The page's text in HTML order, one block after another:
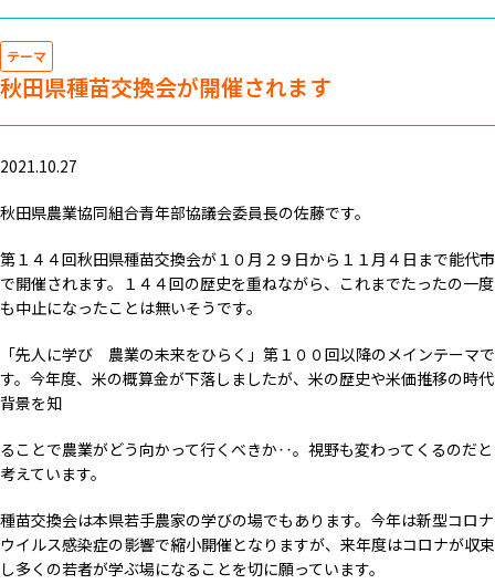
テーマ
秋田県種苗交換会が開催されます
2021.10.27
秋田県農業協同組合青年部協議会委員長の佐藤です。
第１４４回秋田県種苗交換会が１０月２９日から１１月４日まで能代市
で開催されます。１４４回の歴史を重ねながら、これまでたったの一度
も中止になったことは無いそうです。
「先人に学び 農業の未来をひらく」第１００回以降のメインテーマで
す。今年度、米の概算金が下落しましたが、米の歴史や米価推移の時代
背景を知
ることで農業がどう向かって行くべきか‥。視野も変わってくるのだと
考えています。
種苗交換会は本県若手農家の学びの場でもあります。今年は新型コロナ
ウイルス感染症の影響で縮小開催となりますが、来年度はコロナが収束
し多くの若者が学ぶ場になることを切に願っています。